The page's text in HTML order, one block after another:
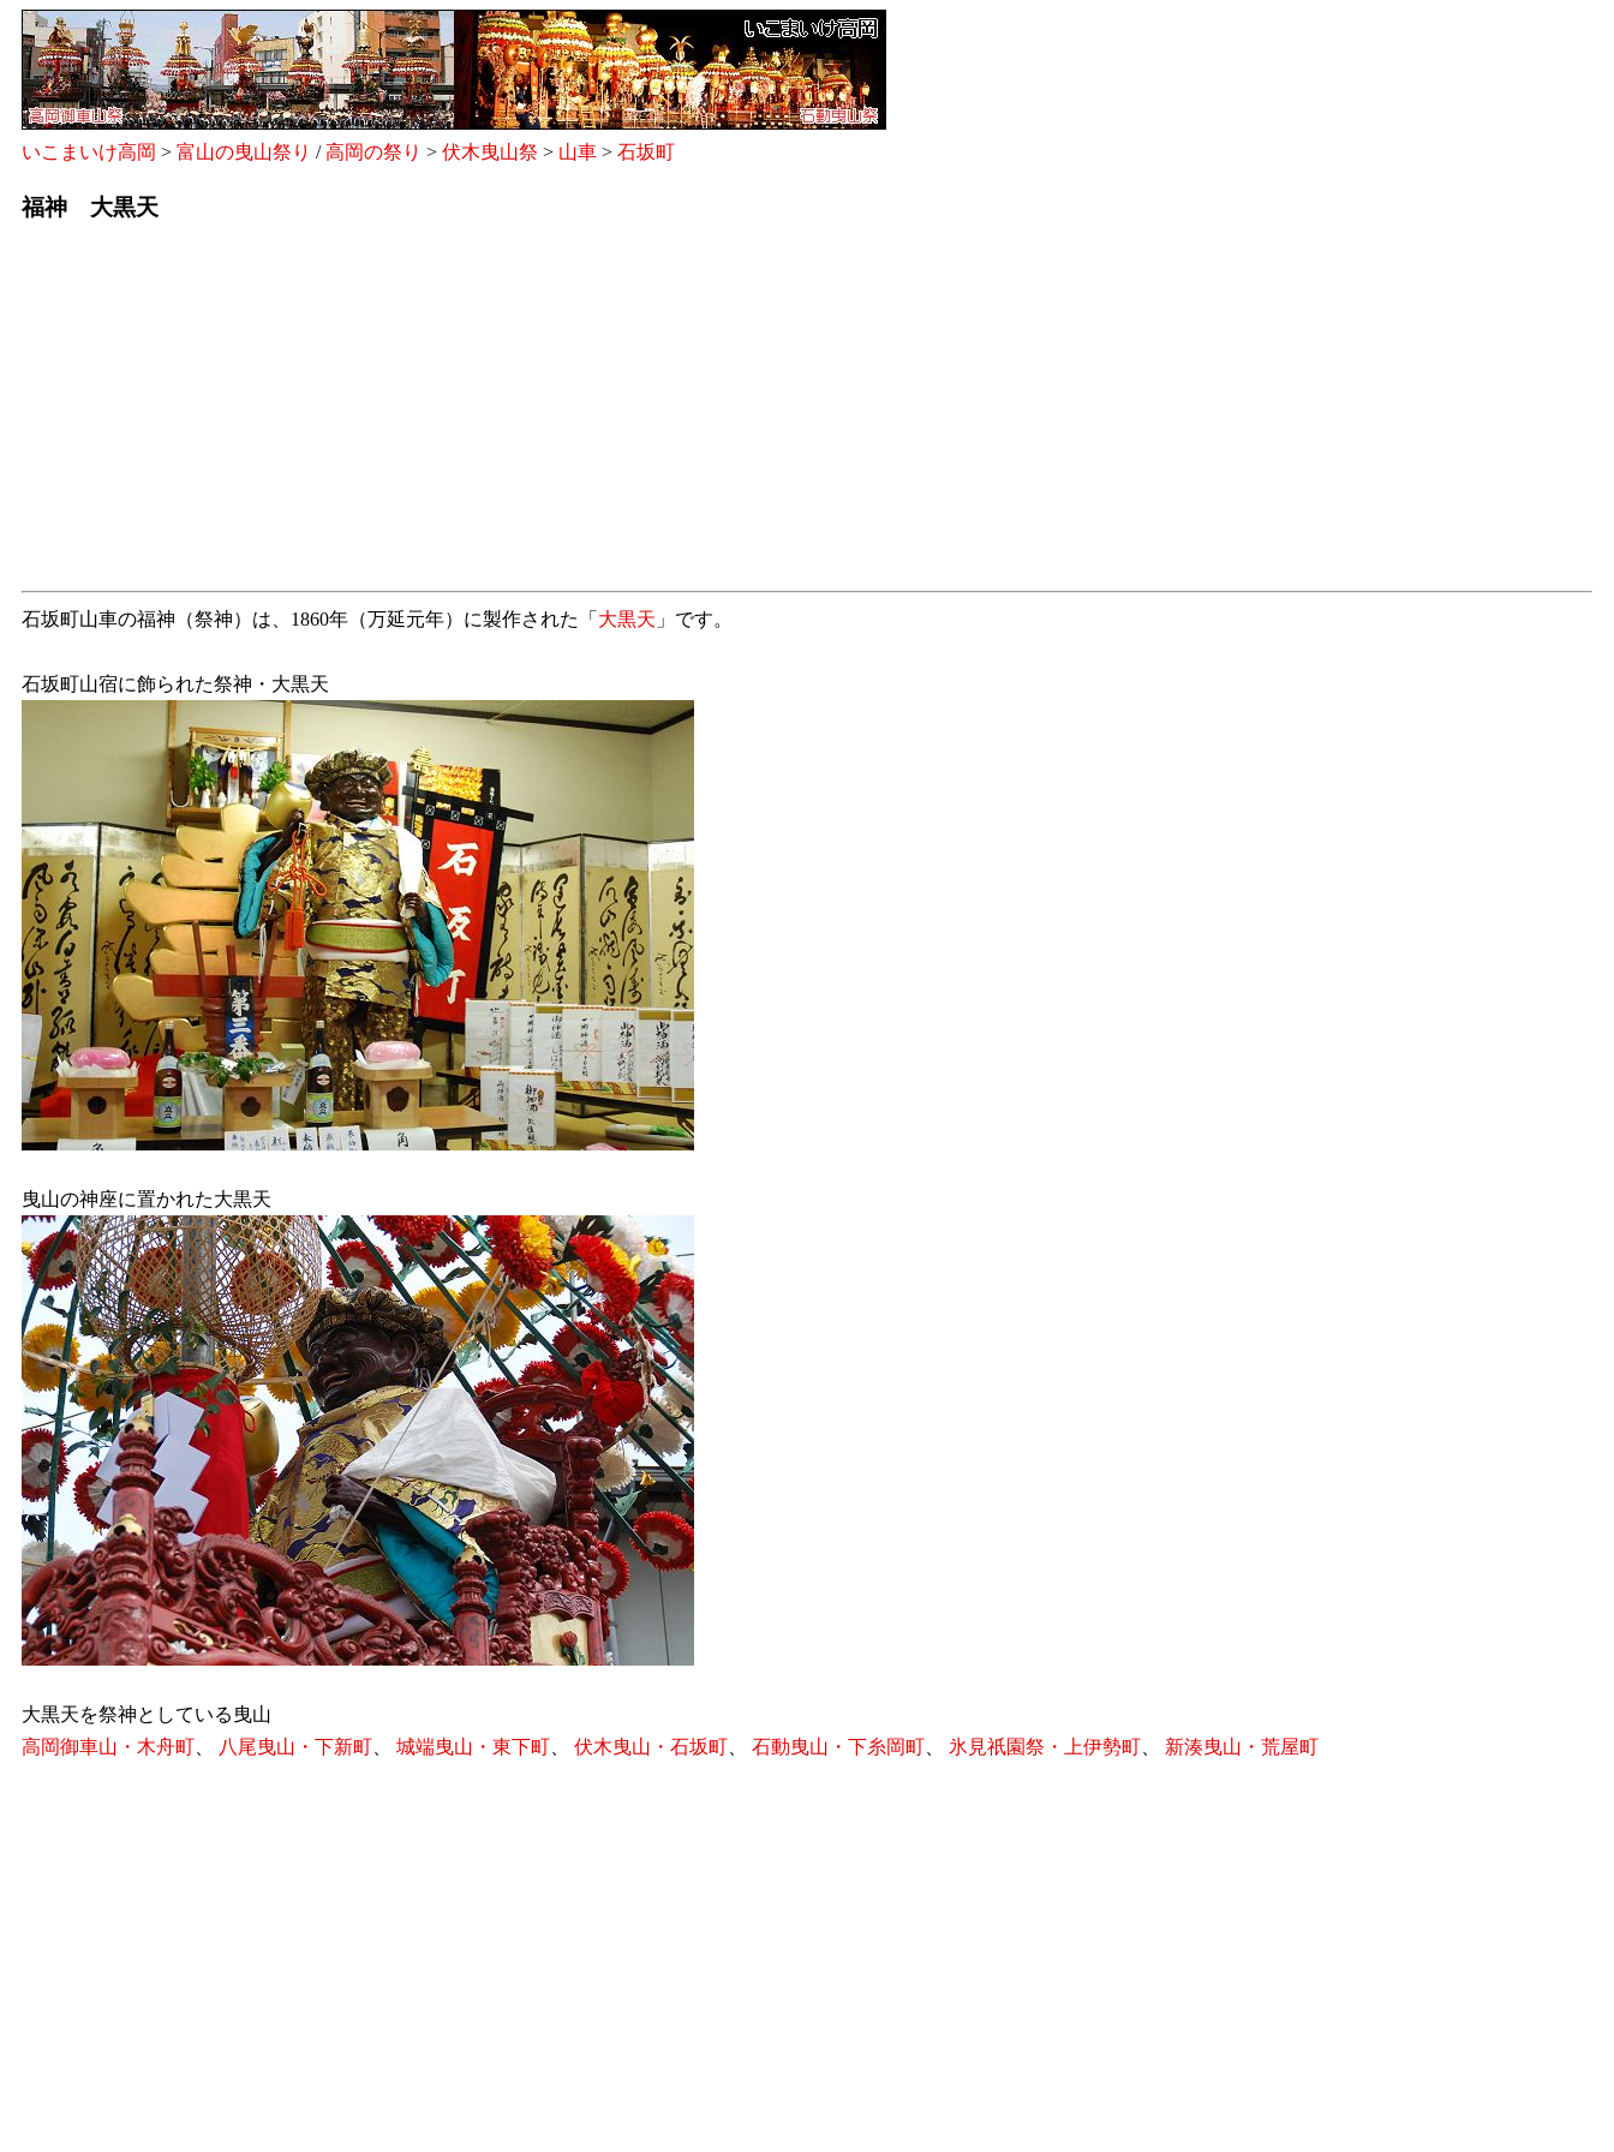
いこまいけ高岡 > 富山の曳山祭り /高岡の祭り > 伏木曳山祭 > 山車 > 石坂町
福神 大黒天
石坂町山車の福神（祭神）は、1860年（万延元年）に製作された「 大黒天 」です。
石坂町山宿に飾られた祭神・大黒天
曳山の神座に置かれた大黒天
大黒天を祭神としている曳山
高岡御車山・木舟町、 八尾曳山・下新町、 城端曳山・東下町、 伏木曳山・石坂町、 石動曳山・下糸岡町、 氷見祇園祭・上伊勢町、 新湊曳山・荒屋町